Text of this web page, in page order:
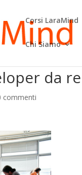
Corsi LaraMind
Chi Siamo
da
commenti